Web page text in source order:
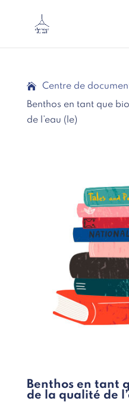
Centre de
Benthos en tant que
de l’eau (le)
Benthos en tant
de la qualité de